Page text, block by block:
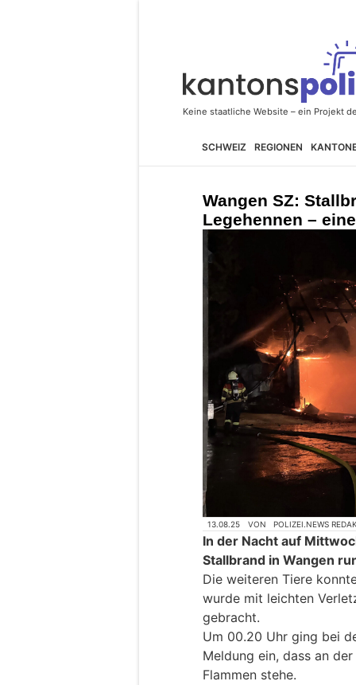
SCHWEIZ REGIONEN
Wangen SZ:
Legehennen –
13.08.25 VON POLIZEI.NEWS
In der Nacht auf
Stallbrand in Wangen
Die weiteren Tiere
wurde mit leichten
gebracht.
Um 00.20 Uhr ging bei
Meldung ein, dass an
Flammen stehe.